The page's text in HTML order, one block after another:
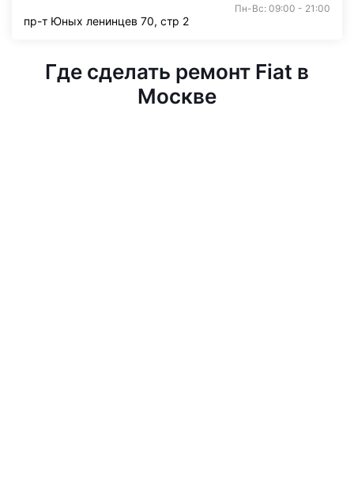
Пн-Вс: 09:00 - 21:00
пр-т Юных ленинцев 70, стр 2
Где сделать ремонт Fiat в
Москве